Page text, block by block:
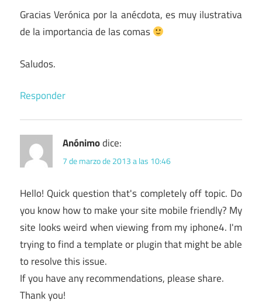
Gracias Verónica por la anécdota, es muy ilustrativa
de la importancia de las comas
Saludos.
Responder
Anónimodice:
7 de marzo de 2013 a las 10:46
Hello! Quick question that's completely off topic. Do
you know how to make your site mobile friendly? My
site looks weird when viewing from my iphone4. I'm
trying to find a template or plugin that might be able
to resolve this issue.
If you have any recommendations, please share.
Thank you!